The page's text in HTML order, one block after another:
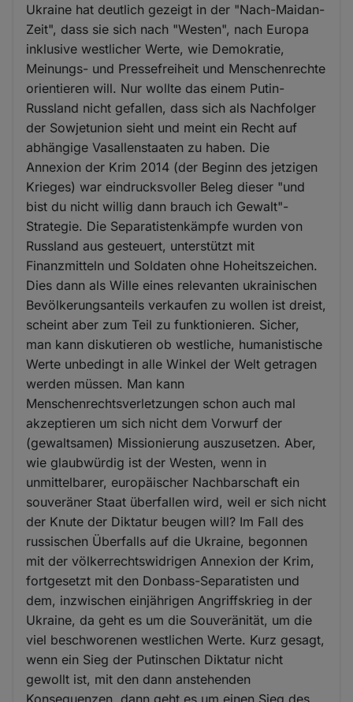
Ukraine hat deutlich gezeigt in der "Nach-Maidan-
Zeit", dass sie sich nach "Westen", nach Europa
inklusive westlicher Werte, wie Demokratie,
Meinungs- und Pressefreiheit und Menschenrechte
orientieren will. Nur wollte das einem Putin-
Russland nicht gefallen, dass sich als Nachfolger
der Sowjetunion sieht und meint ein Recht auf
abhängige Vasallenstaaten zu haben. Die
Annexion der Krim 2014 (der Beginn des jetzigen
Krieges) war eindrucksvoller Beleg dieser "und
bist du nicht willig dann brauch ich Gewalt"-
Strategie. Die Separatistenkämpfe wurden von
Russland aus gesteuert, unterstützt mit
Finanzmitteln und Soldaten ohne Hoheitszeichen.
Dies dann als Wille eines relevanten ukrainischen
Bevölkerungsanteils verkaufen zu wollen ist dreist,
scheint aber zum Teil zu funktionieren. Sicher,
man kann diskutieren ob westliche, humanistische
Werte unbedingt in alle Winkel der Welt getragen
werden müssen. Man kann
Menschenrechtsverletzungen schon auch mal
akzeptieren um sich nicht dem Vorwurf der
(gewaltsamen) Missionierung auszusetzen. Aber,
wie glaubwürdig ist der Westen, wenn in
unmittelbarer, europäischer Nachbarschaft ein
souveräner Staat überfallen wird, weil er sich nicht
der Knute der Diktatur beugen will? Im Fall des
russischen Überfalls auf die Ukraine, begonnen
mit der völkerrechtswidrigen Annexion der Krim,
fortgesetzt mit den Donbass-Separatisten und
dem, inzwischen einjährigen Angriffskrieg in der
Ukraine, da geht es um die Souveränität, um die
viel beschworenen westlichen Werte. Kurz gesagt,
wenn ein Sieg der Putinschen Diktatur nicht
gewollt ist, mit den dann anstehenden
Konsequenzen, dann geht es um einen Sieg des